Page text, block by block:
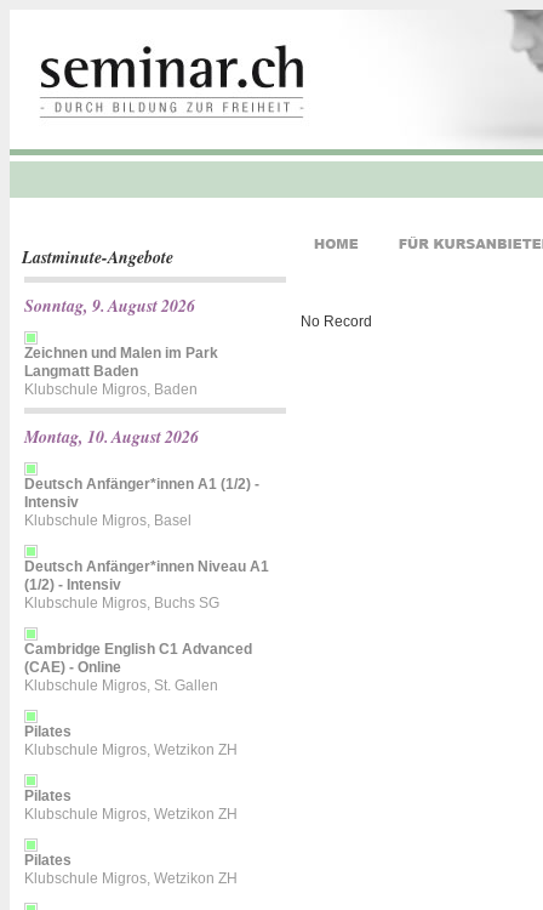
Lastminute-Angebote
Sonntag, 9. August 2026
Zeichnen und Malen im Park
Langmatt Baden
Klubschule Migros, Baden
Montag, 10. August 2026
Deutsch Anfänger*innen A1 (1/2) -
Intensiv
Klubschule Migros, Basel
Deutsch Anfänger*innen Niveau A1
(1/2) - Intensiv
Klubschule Migros, Buchs SG
Cambridge English C1 Advanced
(CAE) - Online
Klubschule Migros, St. Gallen
Pilates
Klubschule Migros, Wetzikon ZH
Pilates
Klubschule Migros, Wetzikon ZH
Pilates
Klubschule Migros, Wetzikon ZH
No Record